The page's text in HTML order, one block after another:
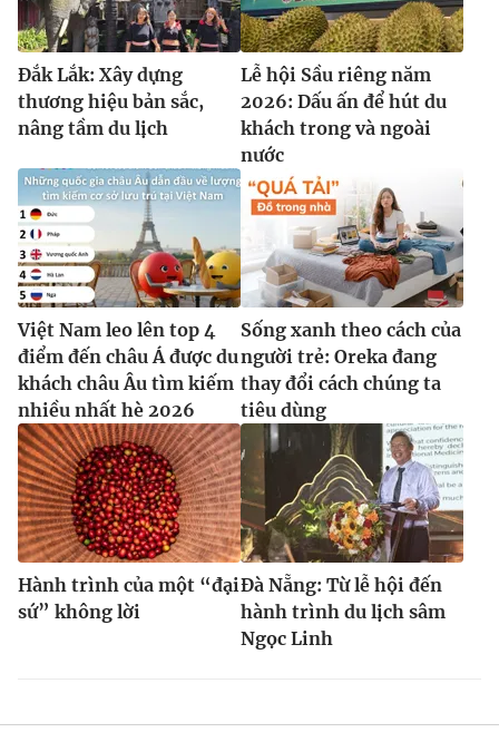
Đắk Lắk: Xây dựng
thương hiệu bản sắc,
nâng tầm du lịch
Lễ hội Sầu riêng năm
2026: Dấu ấn để hút du
khách trong và ngoài
nước
Việt Nam leo lên top 4
điểm đến châu Á được du
khách châu Âu tìm kiếm
nhiều nhất hè 2026
Sống xanh theo cách của
người trẻ: Oreka đang
thay đổi cách chúng ta
tiêu dùng
Hành trình của một “đại
sứ” không lời
Đà Nẵng: Từ lễ hội đến
hành trình du lịch sâm
Ngọc Linh